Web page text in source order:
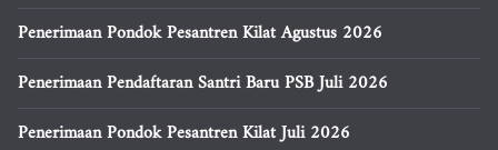
Penerimaan Pondok Pesantren Kilat Agustus 2026
Penerimaan Pendaftaran Santri Baru PSB Juli 2026
Penerimaan Pondok Pesantren Kilat Juli 2026